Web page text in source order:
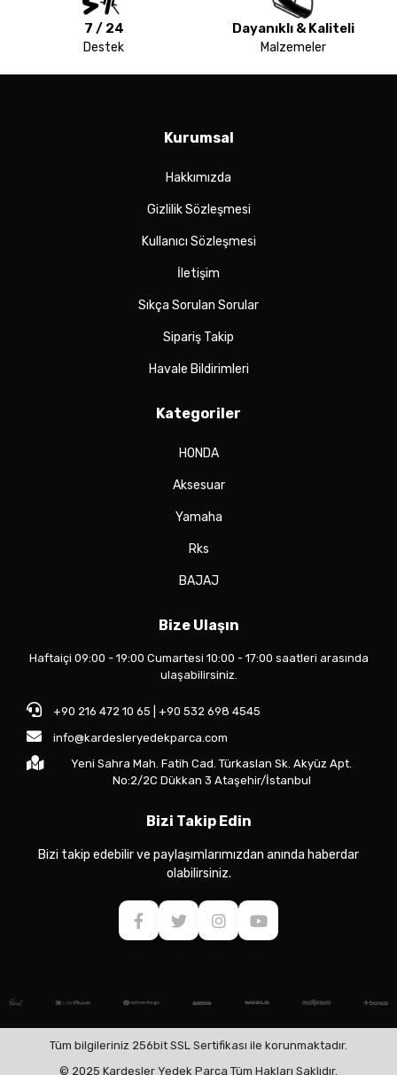
7 / 24
Destek
Dayanıklı & Kaliteli
Malzemeler
Kurumsal
Hakkımızda
Gizlilik Sözleşmesi
Kullanıcı Sözleşmesi
İletişim
Sıkça Sorulan Sorular
Sipariş Takip
Havale Bildirimleri
Kategoriler
HONDA
Aksesuar
Yamaha
Rks
BAJAJ
Bize Ulaşın
Haftaiçi 09:00 - 19:00 Cumartesi 10:00 - 17:00 saatleri arasında
ulaşabilirsiniz.
+90 216 472 10 65 | +90 532 698 4545
info@kardesleryedekparca.com
Yeni Sahra Mah. Fatih Cad. Türkaslan Sk. Akyüz Apt.
No:2/2C Dükkan 3 Ataşehir/İstanbul
Bizi Takip Edin
Bizi takip edebilir ve paylaşımlarımızdan anında haberdar
olabilirsiniz.
Tüm bilgileriniz 256bit SSL Sertifikası ile korunmaktadır.
© 2025 Kardeşler Yedek Parça Tüm Hakları Saklıdır.